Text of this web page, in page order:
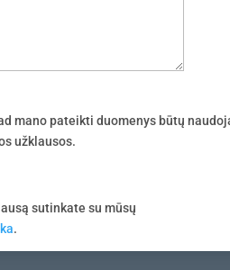
mano pateikti duomenys būtų
užklausos.
sutinkate su mūsų
.